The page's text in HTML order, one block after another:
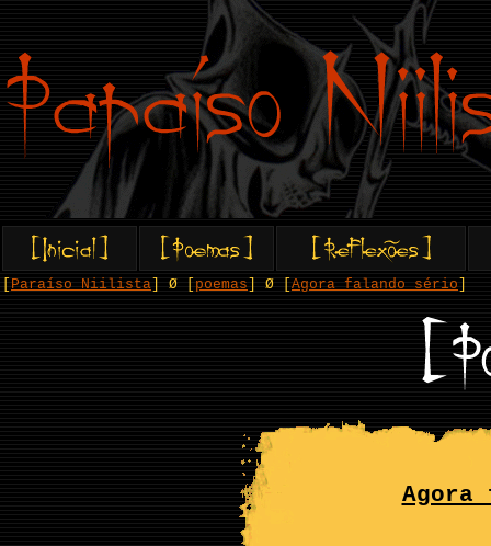
Paraíso Niilista ] Ø [ poemas ] Ø [ Agora falando sério